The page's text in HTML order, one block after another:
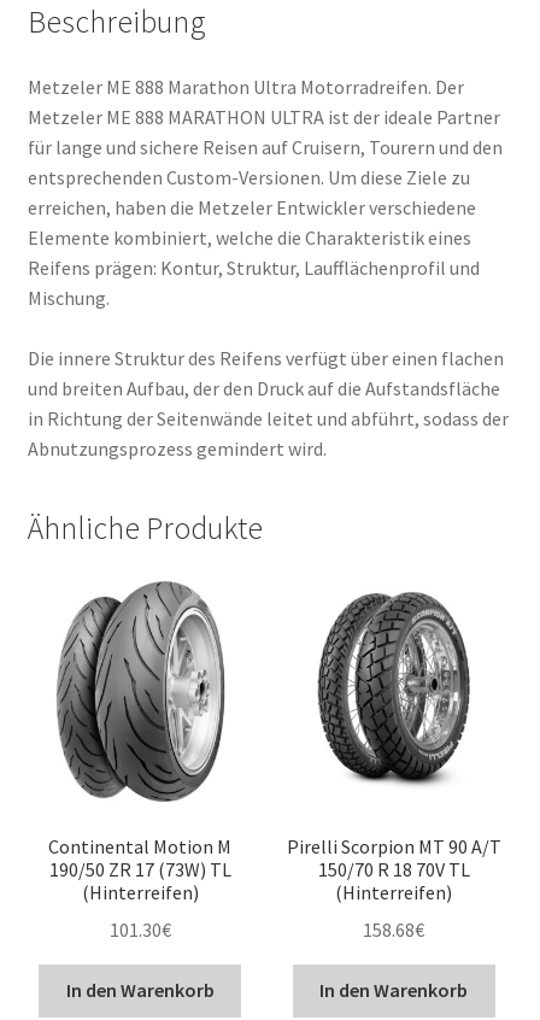
Beschreibung
Metzeler ME 888 Marathon Ultra Motorradreifen. Der
Metzeler ME 888 MARATHON ULTRA ist der ideale Partner
für lange und sichere Reisen auf Cruisern, Tourern und den
entsprechenden Custom-Versionen. Um diese Ziele zu
erreichen, haben die Metzeler Entwickler verschiedene
Elemente kombiniert, welche die Charakteristik eines
Reifens prägen: Kontur, Struktur, Laufflächenprofil und
Mischung.
Die innere Struktur des Reifens verfügt über einen flachen
und breiten Aufbau, der den Druck auf die Aufstandsfläche
in Richtung der Seitenwände leitet und abführt, sodass der
Abnutzungsprozess gemindert wird.
Ähnliche Produkte
Continental Motion M
190/50 ZR 17 (73W) TL
(Hinterreifen)
101.30€
In den Warenkorb
Pirelli Scorpion MT 90 A/T
150/70 R 18 70V TL
(Hinterreifen)
158.68€
In den Warenkorb